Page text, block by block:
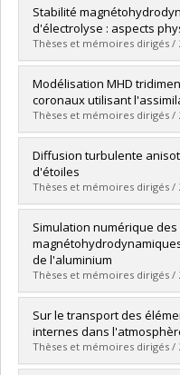
Diplômé(e) :Pirot, Dorian
Cycle :Maîtrise
Diplôme obtenu :M. Sc.
Lien vers le document
Stabilité
d'électrolyse : aspects
Thèses et mémoires dirigés /
Diplômé(e) : Munger,
Cycle :Doctorat
Diplôme obtenu :Ph. D.
Lien vers le document
Modélisation MHD
coronaux utilisant
Thèses et mémoires dirigés /
Diplômé(e) :Benslimane,
Cycle :Maîtrise
Diplôme obtenu :M. Sc.
Lien vers le document
Diffusion turbulente
d'étoiles
Thèses et mémoires dirigés /
Diplômé(e) :Toqué,
Cycle :Doctorat
Diplôme obtenu :
Lien vers le document
Simulation numérique
de l'aluminium
Thèses et mémoires dirigés /
Diplômé(e) :Munger,
Cycle :Maîtrise
Diplôme obtenu :M. Sc.
Lien vers le document
Sur le transport des
internes dans
Thèses et mémoires dirigés /